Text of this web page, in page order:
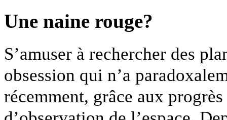
Une naine rouge?
S’amuser à rechercher des
obsession qui n’a
récemment, grâce aux